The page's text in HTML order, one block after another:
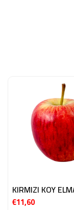
€11,60Fiyat